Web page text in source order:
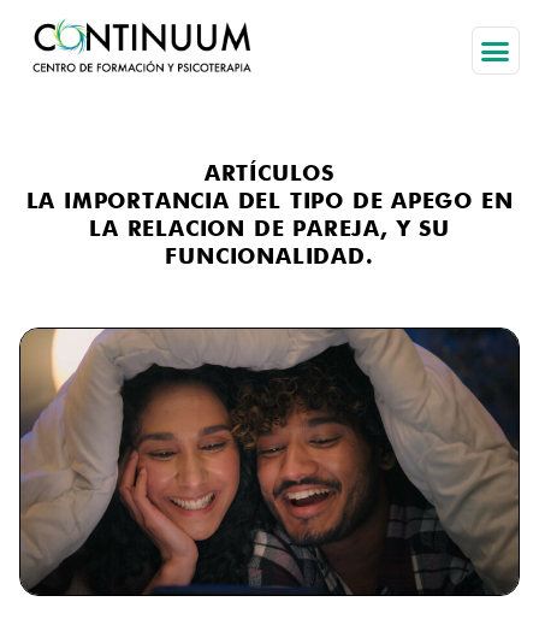
ARTÍCULOS
LA IMPORTANCIA DEL TIPO DE APEGO EN
LA RELACION DE PAREJA, Y SU
FUNCIONALIDAD.